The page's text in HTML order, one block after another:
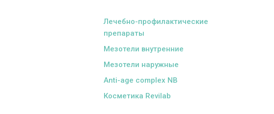
Лечебно-профилактические
препараты
Мезотели внутренние
Мезотели наружные
Anti-age complex NB
Косметика Revilab